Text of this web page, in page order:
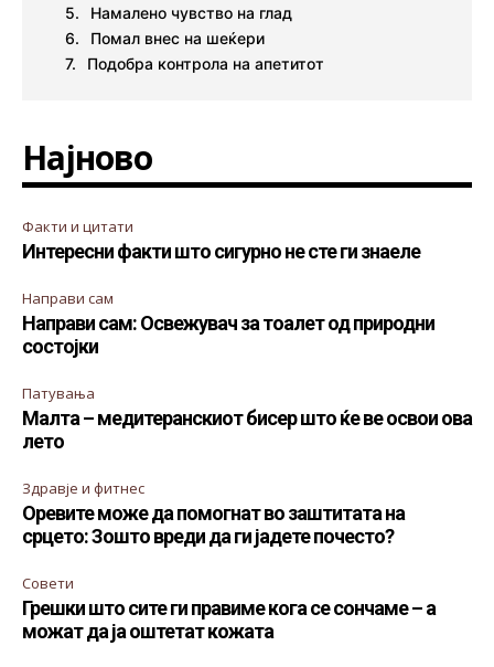
Намалено чувство на глад
Помал внес на шеќери
Подобра контрола на апетитот
Најново
Факти и цитати
Интересни факти што сигурно не сте ги знаеле
Направи сам
Направи сам: Освежувач за тоалет од природни
состојки
Патувања
Малта – медитеранскиот бисер што ќе ве освои ова
лето
Здравје и фитнес
Оревите може да помогнат во заштитата на
срцето: Зошто вреди да ги јадете почесто?
Совети
Грешки што сите ги правиме кога се сончаме – а
можат да ја оштетат кожата